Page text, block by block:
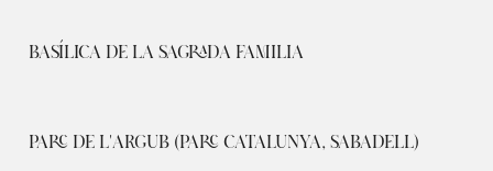
BASÍLICA DE LA SAGRADA FAMILIA
PARC DE L'ARGUB (PARC CATALUNYA, SABADELL)